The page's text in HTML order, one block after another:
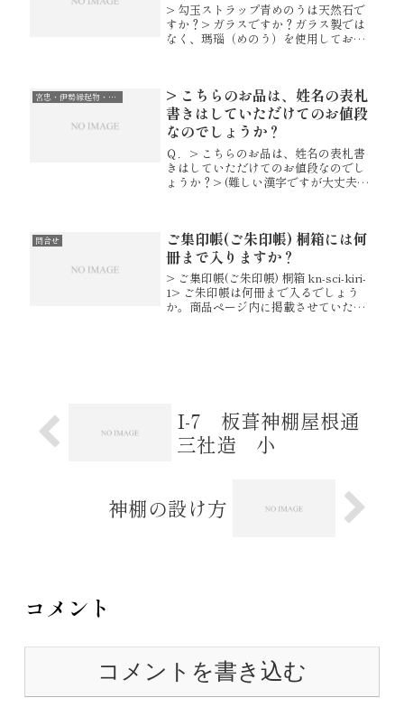
> 勾玉ストラップ青めのうは天然石で
すか？> ガラスですか？ガラス製では
なく、瑪瑙（めのう）を使用しており
宮忠・伊勢縁起物・癒し・祈り・願い…
> こちらのお品は、姓名の表札
書きはしていただけてのお値段
なのでしょうか？
Ｑ．> こちらのお品は、姓名の表札書
きはしていただけてのお値段なのでし
ょうか？> (難しい漢字ですが大丈夫で
ジの表示が分かりづらく大変...
問合せ
ご集印帳(ご朱印帳) 桐箱には何
冊まで入りますか？
> ご集印帳(ご朱印帳) 桐箱 kn-sci-kiri-
1> ご朱印帳は何冊まで入るでしょう
か。商品ページ内に掲載させていただ
I-7 板葺神棚屋根通
三社造 小
神棚の設け方
コメント
コメントを書き込む